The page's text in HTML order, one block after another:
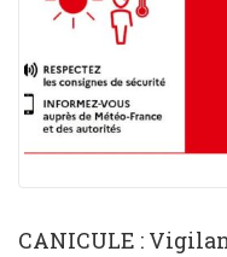
CANICULE :